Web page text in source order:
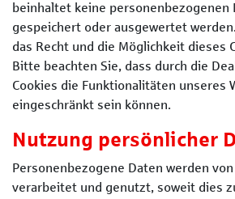
beinhaltet keine personenbezogenen
gespeichert oder ausgewertet
das Recht und die Möglichkeit dieses
Bitte beachten Sie, dass durch die
Cookies die Funktionalitäten unseres
eingeschränkt sein können.
Nutzung persönlicher
Personenbezogene Daten werden
verarbeitet und genutzt, soweit dies